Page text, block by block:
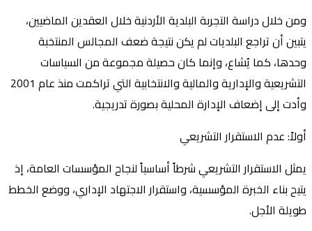
ومن خلال دراسة التجربة البلدية الأردنية خلال العقدين الماضيين،
يتبين أن تراجع البلديات لم يكن نتيجة ضعف المجالس المنتخبة
وحدها، كما يُشاع، وإنما كان حصيلة مجموعة من السياسات
التشريعية والإدارية والمالية والانتخابية التي تراكمت منذ عام 2001
وأدت إلى إضعاف الإدارة المحلية بصورة تدريجية.
أولاً: عدم الاستقرار التشريعي
يمثل الاستقرار التشريعي شرطاً أساسياً لنجاح المؤسسات العامة، إذ
يتيح بناء الخبرة المؤسسية، واستقرار الاجتهاد الإداري، ووضع الخطط
طويلة الأجل.